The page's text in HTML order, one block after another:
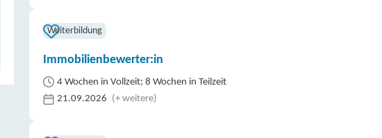
Weiterbildung
Immobilienbewerter:in
4 Wochen in Vollzeit; 8 Wochen in Teilzeit
21.09.2026 (+ weitere)